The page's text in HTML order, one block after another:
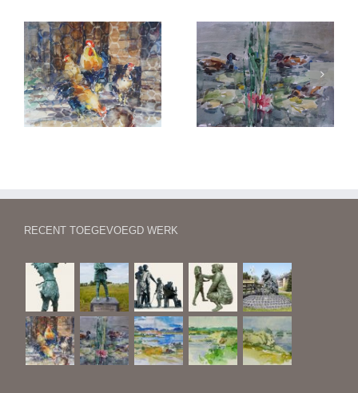
Eenden in een plas Finistere 1
RECENT TOEGEVOEGD WERK